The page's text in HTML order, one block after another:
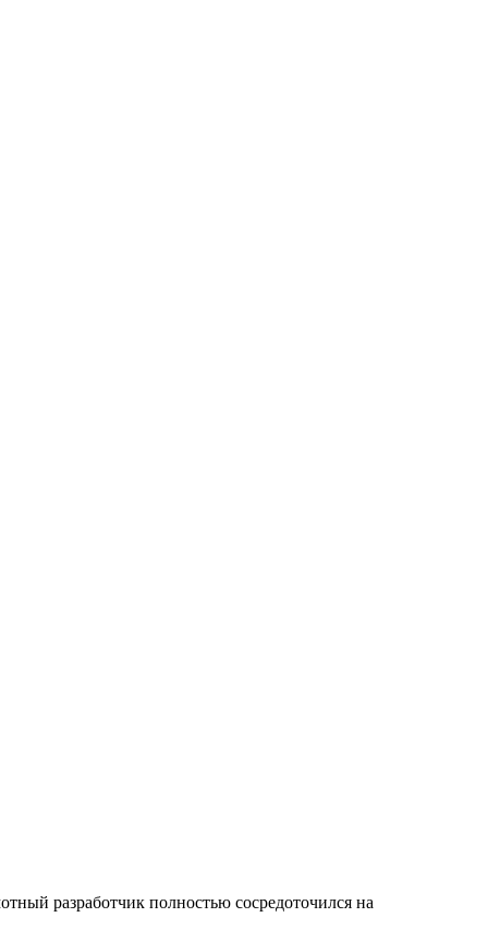
разработчик полностью сосредоточился на